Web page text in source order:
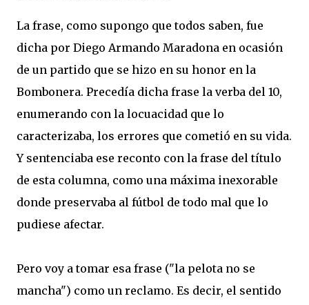
La frase, como supongo que todos saben, fue
dicha por Diego Armando Maradona en ocasión
de un partido que se hizo en su honor en la
Bombonera. Precedía dicha frase la verba del 10,
enumerando con la locuacidad que lo
caracterizaba, los errores que cometió en su vida.
Y sentenciaba ese reconto con la frase del título
de esta columna, como una máxima inexorable
donde preservaba al fútbol de todo mal que lo
pudiese afectar.
Pero voy a tomar esa frase ("la pelota no se
mancha") como un reclamo. Es decir, el sentido